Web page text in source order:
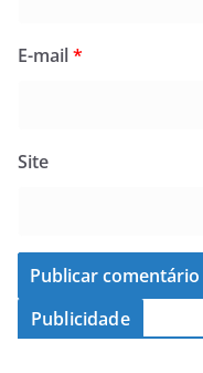
E-mail*
Site
Publicidade